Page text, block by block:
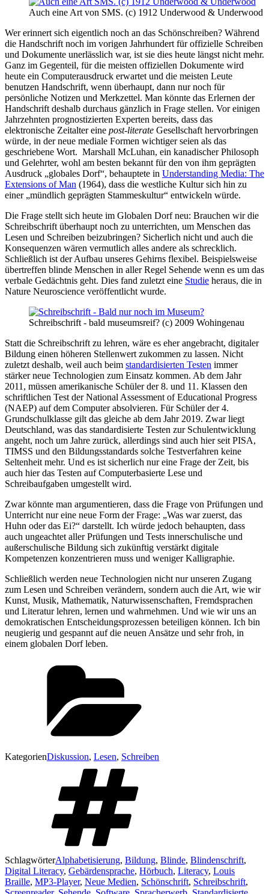
Auch eine Art von SMS. (c) 1912 Underwood & Underwood
Wer erinnert sich eigentlich noch an das Schönschreiben? Während
die Handschrift noch im vorigen Jahrhundert für offizielle Schreiben
und Dokumente unerlässlich war, ist sie dies heute längst nicht mehr.
Ganz im Gegenteil, für die meisten offiziellen Dokumente wird
heute ein Computerausdruck erwartet und die meisten Leute
benutzen Handschrift, wenn überhaupt, dann nur noch für
persönliche Notizen und Merkzettel. Man könnte das Erlernen der
Handschrift deshalb durchaus gänzlich in Frage stellen. Vor einigen
Jahrzehnten prognostizierten Experten bereits, dass das
elektronische Zeitalter eine post-literate Gesellschaft hervorbringen
würde, in der neue mediale Formen wichtiger seien als das
geschriebene Wort. Marshall McLuhan, ein kanadischer Philosoph
und Gelehrter, wohl am besten bekannt für den von ihm geprägten
Ausdruck „globales Dorf“, behauptete in Understanding Media: The
Extensions of Man (1964), dass die westliche Kultur sich hin zu
einer „mündlich geprägten Stammeskultur“ entwickeln würde.
Die Frage stellt sich heute im Globalen Dorf neu: Brauchen wir die
Schreibschrift überhaupt noch zu unterrichten, um Menschen das
Lesen und Schreiben beizubringen? Sicherlich nicht und auch die
Konsequenzen wären vermutlich alles andere als schrecklich.
Schließlich ist der Aufbau unseres Gehirns flexibel. Beispielsweise
übertreffen blinde Menschen in aller Regel Sehende wenn es um das
verbale Gedächtnis geht. Dies fand zuletzt eine Studie heraus, die in
Nature Neuroscience veröffentlicht wurde.
Schreibschrift - bald museumsreif? (c) 2009 Wohingenau
Statt die Schreibschrift zu lehren, wäre es eher angebracht, digitaler
Bildung einen höheren Stellenwert zukommen zu lassen. Nicht
zuletzt deshalb, weil auch beim standardisierten Testen immer
stärker neue Technologien zum Einsatz kommen. Ab dem Jahr
2011, müssen amerikanische Schüler der 8. und 11. Klassen den
schriftlichen Test der National Assessment of Educational Progress
(NAEP) auf dem Computer absolvieren. Für Schüler der 4.
Grundschulklasse gilt das gleiche ab dem Jahr 2019. Zwar liegt
Deutschland, was das standardisierte Testen zur Schulentwicklung
angeht, noch um Jahre zurück, allerdings sind auch hier seit PISA,
TIMSS und den Bildungsstandards solche Testverfahren keine
Seltenheit mehr. Und es ist sicherlich nur eine Frage der Zeit, bis
auch hier das Testen auf Computerbasierte Lese und
Schreibaufgaben umgestellt wird.
Zwar könnte man argumentieren, dass die Frage von Prüfungen und
Unterricht nur eine neue Form der Frage: „Was war zuerst, das
Huhn oder das Ei?“ darstellt. Ich würde jedoch behaupten, dass
auch ungeachtet aller Prüfungen und Tests innerschulische und
außerschulische Bildung sich zukünftig verstärkt digitale
Kompetenzen konzentrieren muss und weniger Kalligraphie.
Schließlich werden neue Technologien nicht nur unseren Zugang
zum Lesen und Schreiben verändern, sondern auch die Art, wie wir
Kunst, Musik, Mathematik, Naturwissenschaften, Fremdsprachen
und Literatur lehren, lernen und wahrnehmen. Und wie wir uns an
demokratischen Entscheidungsprozessen beteiligen können. Ich bin
neugierig und gespannt auf die neuen Ansätze und sehr froh, in
einem globalen Dorf leben.
KategorienDiskussion, Lesen, Schreiben
SchlagwörterAlphabetisierung, Bildung, Blinde, Blindenschrift,
Digital Literacy, Gebärdensprache, Hörbuch, Literacy, Louis
Braille, MP3-Player, Neue Medien, Schönschrift, Schreibschrift,